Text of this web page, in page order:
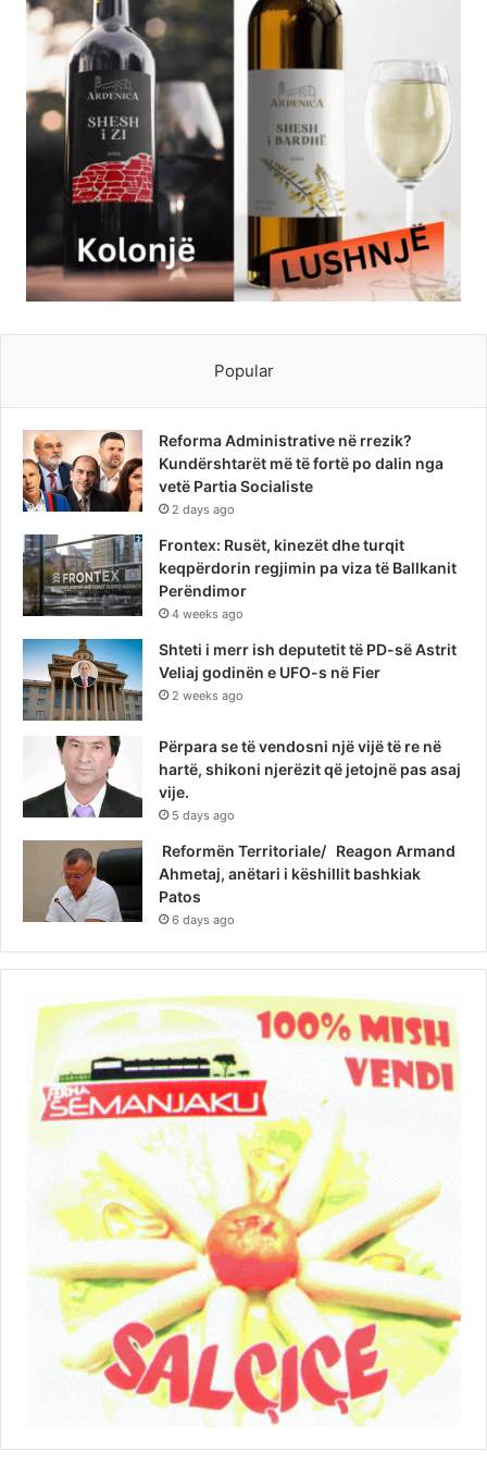
Popular
Reforma Administrative në rrezik?
Kundërshtarët më të fortë po dalin nga
vetë Partia Socialiste
2 days ago
Frontex: Rusët, kinezët dhe turqit
keqpërdorin regjimin pa viza të Ballkanit
Perëndimor
4 weeks ago
Shteti i merr ish deputetit të PD-së Astrit
Veliaj godinën e UFO-s në Fier
2 weeks ago
Përpara se të vendosni një vijë të re në
hartë, shikoni njerëzit që jetojnë pas asaj
vije.
5 days ago
Reformën Territoriale/ Reagon Armand
Ahmetaj, anëtari i këshillit bashkiak
Patos
6 days ago